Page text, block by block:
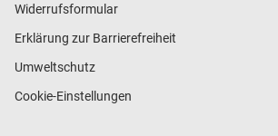
Widerrufsformular
Erklärung zur Barrierefreiheit
Umweltschutz
Cookie-Einstellungen